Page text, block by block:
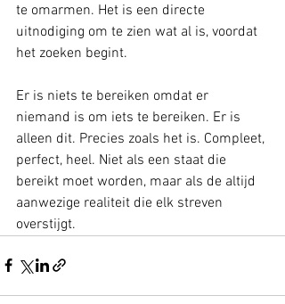
te omarmen. Het is een directe
uitnodiging om te zien wat al is, voordat
het zoeken begint.
Er is niets te bereiken omdat er
niemand is om iets te bereiken. Er is
alleen dit. Precies zoals het is. Compleet,
perfect, heel. Niet als een staat die
bereikt moet worden, maar als de altijd
aanwezige realiteit die elk streven
overstijgt.